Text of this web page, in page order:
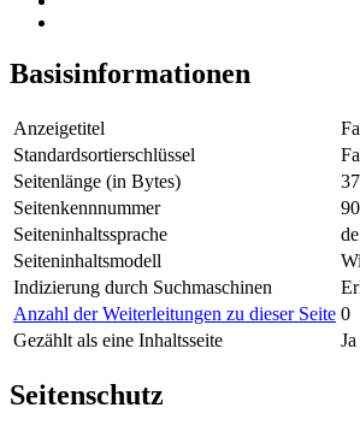
Basisinformationen
Anzeigetitel
Standardsortierschlüssel
Seitenlänge (in Bytes)
Seitenkennnummer
Seiteninhaltssprache
Seiteninhaltsmodell
Indizierung durch Suchmaschinen
Anzahl der Weiterleitungen zu dieser Seite 0
Gezählt als eine Inhaltsseite
Ja
Seitenschutz